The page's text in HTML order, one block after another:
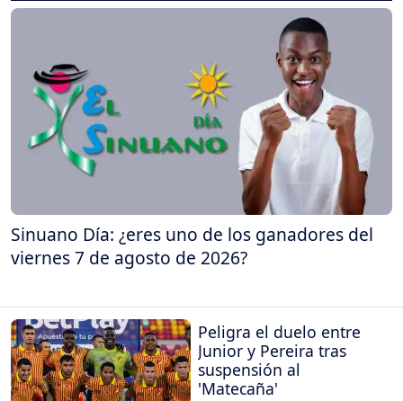
Sinuano Día: ¿eres uno de los ganadores del
viernes 7 de agosto de 2026?
Peligra el duelo entre
Junior y Pereira tras
suspensión al
'Matecaña'